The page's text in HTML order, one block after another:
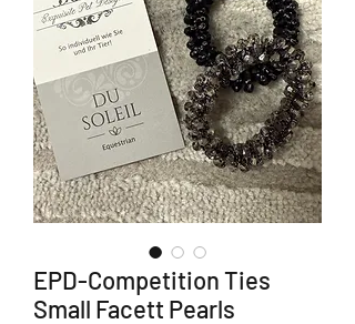
EPD-Competition Ties
Small Facett Pearls